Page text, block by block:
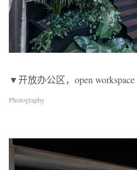
▼开放办公区，open workspace
Photography